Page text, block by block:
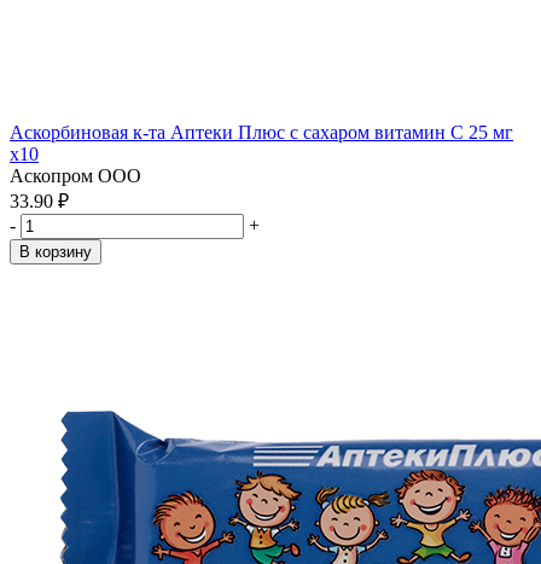
Аскорбиновая к-та Аптеки Плюс с сахаром витамин С 25 мг
x10
Аскопром ООО
33.90 ₽
-
+
В корзину